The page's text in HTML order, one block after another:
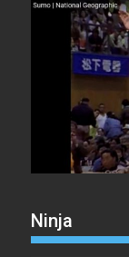
Ninja